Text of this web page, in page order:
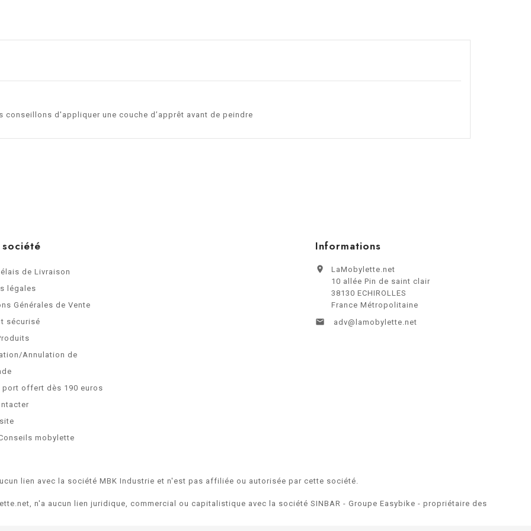
d'appliquer une couche d’apprêt avant de peindre
de Livraison
légales
Générales de Vente
sécurisé
Annulation de
port offert dès 190 euros
mobylette
Informations

LaMobylette.net
10 allée Pin de saint clair
38130 ECHIROLLES
France Métropolitaine
 adv@lamobylette.net
lien avec la société MBK Industrie et n'est pas affiliée ou autorisée par cette société.
n'a aucun lien juridique, commercial ou capitalistique avec la société SINBAR - Groupe Easybike - propriétaire des